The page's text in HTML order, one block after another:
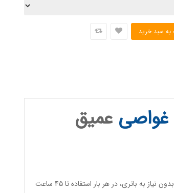
غواصی عمیق
. بدون نیاز به باتری، در هر بار استفاده تا 45 ساعت